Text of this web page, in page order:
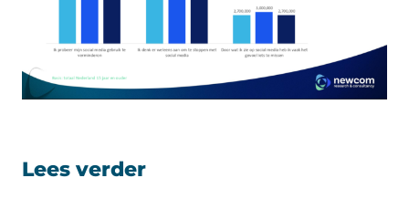
Lees verder